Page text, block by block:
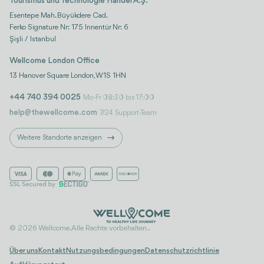
Esentepe Mah. Büyükdere Cad.
Ferko Signature Nr: 175 Innentür Nr: 6
Şişli / Istanbul
Wellcome London Office
13 Hanover Square London, W1S 1HN
+44 740 394 0025 Mo-Fr 08:30 bis 17:00
help@thewellcome.com 7/24 Support-Team
Weitere Standorte anzeigen
© 2026 Wellcome. Alle Rechte vorbehalten..
Über uns Kontakt Nutzungsbedingungen Datenschutzrichtlinie